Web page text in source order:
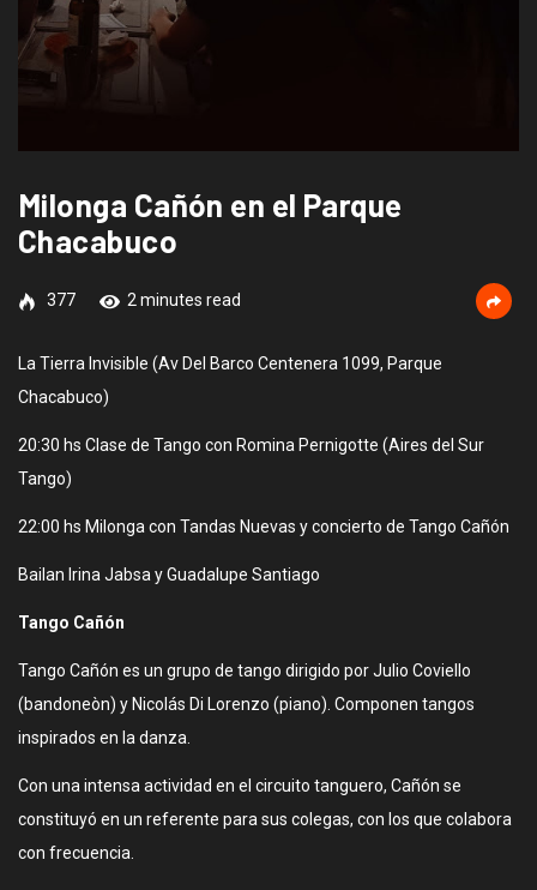
Milonga Cañón en el Parque
Chacabuco
377 2 minutes read
La Tierra Invisible (Av Del Barco Centenera 1099, Parque
Chacabuco)
20:30 hs Clase de Tango con Romina Pernigotte (Aires del Sur
Tango)
22:00 hs Milonga con Tandas Nuevas y concierto de Tango Cañón
Bailan Irina Jabsa y Guadalupe Santiago
Tango Cañón
Tango Cañón es un grupo de tango dirigido por Julio Coviello
(bandoneòn) y Nicolás Di Lorenzo (piano). Componen tangos
inspirados en la danza.
Con una intensa actividad en el circuito tanguero, Cañón se
constituyó en un referente para sus colegas, con los que colabora
con frecuencia.